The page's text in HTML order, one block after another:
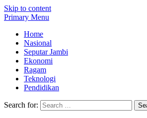
Skip to content
Primary Menu
Home
Nasional
Seputar Jambi
Ekonomi
Ragam
Teknologi
Pendidikan
Search for: